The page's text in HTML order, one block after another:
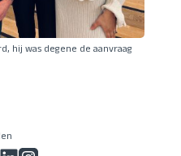
hij was degene de aanvraag